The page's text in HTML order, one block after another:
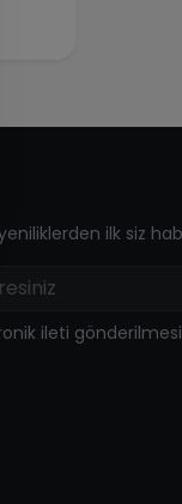
ilk siz
ileti